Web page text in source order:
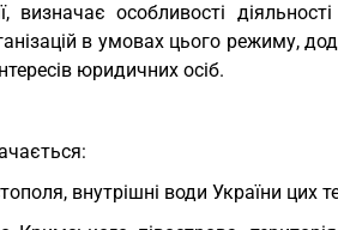
особливості
в умовах цього режиму,
юридичних осіб.
внутрішні води України цих